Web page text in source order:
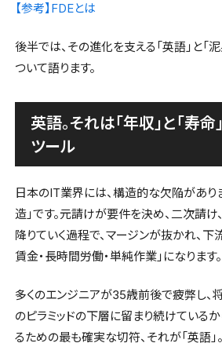
【参考】FDEとは
後半では、その進化を支える「英語」と「
ついて語ります。
英語。それは「年収」と「寿
ツール
日本のIT業界には、構造的な欠陥があり
造」です。元請けが要件を決め、二次請
降りていく過程で、マージンが抜かれ、下
賃金・長時間労働・単純作業」になります。
多くのエンジニアが35歳前後で疲弊し、
のピラミッドの下層に留まり続けている
るための最も確実な切符、それが「英語」。